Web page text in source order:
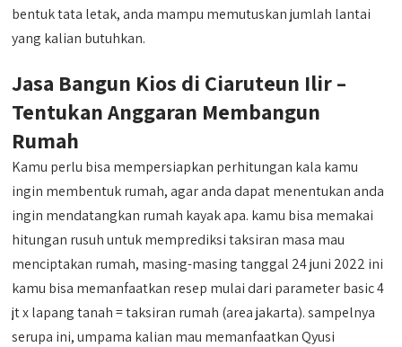
bentuk tata letak, anda mampu memutuskan jumlah lantai
yang kalian butuhkan.
Jasa Bangun Kios di Ciaruteun Ilir –
Tentukan Anggaran Membangun
Rumah
Kamu perlu bisa mempersiapkan perhitungan kala kamu
ingin membentuk rumah, agar anda dapat menentukan anda
ingin mendatangkan rumah kayak apa. kamu bisa memakai
hitungan rusuh untuk memprediksi taksiran masa mau
menciptakan rumah, masing-masing tanggal 24 juni 2022 ini
kamu bisa memanfaatkan resep mulai dari parameter basic 4
jt x lapang tanah = taksiran rumah (area jakarta). sampelnya
serupa ini, umpama kalian mau memanfaatkan Qyusi